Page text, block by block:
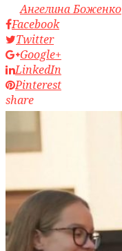
byАнгелина Боженко
Facebook
Twitter
Google+
LinkedIn
Pinterest
share